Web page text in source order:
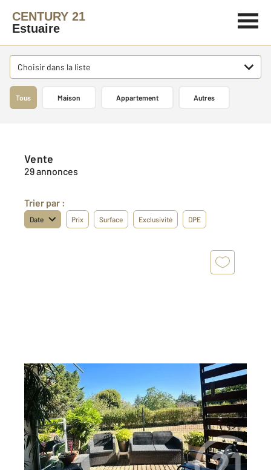
CENTURY 21
Estuaire
Choisir dans la liste
Tous Maison Appartement Autres
Vente
29 annonces
Trier par :
Date Prix Surface Exclusivité DPE
BLAYE 33
53,07 m2, 3 pièces
Ref : 518
Appartement T3 à vendre
115 000 €